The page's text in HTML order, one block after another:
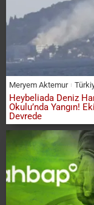
Meryem Aktemur
Heybeliada Deniz
Okulu’nda Yangın!
Devrede